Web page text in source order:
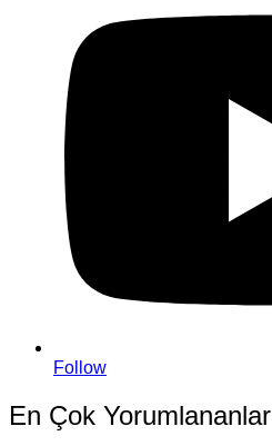
Follow
En Çok Yorumlananlar